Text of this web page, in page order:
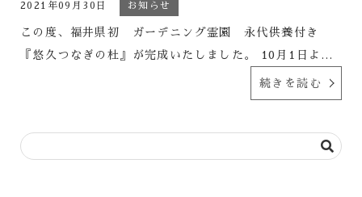
2021年09月30日 お知らせ
この度、福井県初 ガーデニング霊園 永代供養付き
『悠久つなぎの杜』が完成いたしました。 10月1日よ…
続きを読む